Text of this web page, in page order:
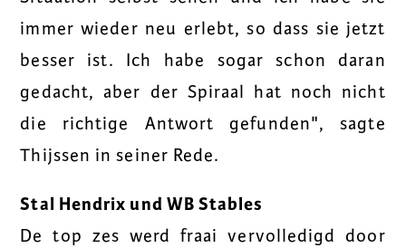
immer wieder neu erlebt, so dass sie jetzt
besser ist. Ich habe sogar schon daran
gedacht, aber der Spiraal hat noch nicht
die richtige Antwort gefunden", sagte
Thijssen in seiner Rede.
Stal Hendrix und WB Stables
De top zes werd fraai vervolledigd door